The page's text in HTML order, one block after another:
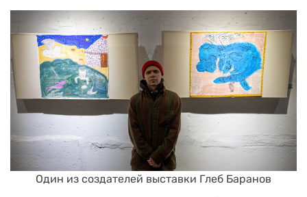
Один из создателей выставки Глеб Баранов